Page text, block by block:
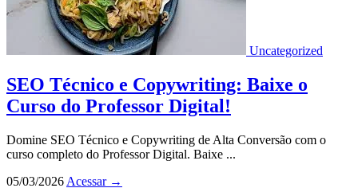
Uncategorized
SEO Técnico e Copywriting: Baixe o
Curso do Professor Digital!
Domine SEO Técnico e Copywriting de Alta Conversão com o
curso completo do Professor Digital. Baixe ...
05/03/2026 Acessar →